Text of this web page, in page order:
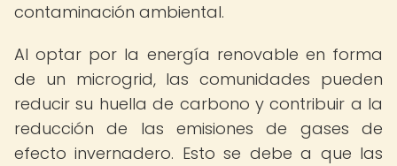
contaminación ambiental.
Al optar por la energía renovable en forma
de un microgrid, las comunidades pueden
reducir su huella de carbono y contribuir a la
reducción de las emisiones de gases de
efecto invernadero. Esto se debe a que las